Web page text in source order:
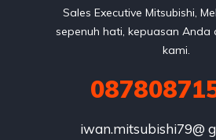
Sales Executive Mitsubishi,
sepenuh hati, kepuasan
kami.
iwan.mitsubishi79@